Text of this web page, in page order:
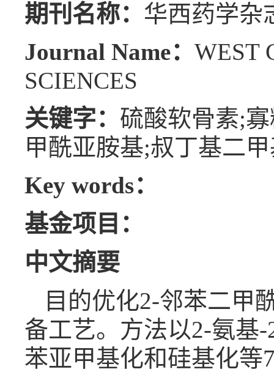
期刊名称： 华西药学杂
Journal Name： WEST
SCIENCES
关键字： 硫酸软骨素;
甲酰亚胺基;叔丁基二
Key words：
基金项目：
中文摘要
目的优化2-邻苯二甲
备工艺。方法以2-氨基
苯亚甲基化和硅基化等